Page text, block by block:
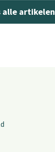
alle artikelen